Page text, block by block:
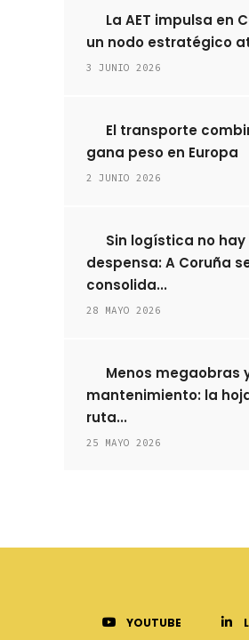
La AET impulsa en
un nodo estratégico
3 JUNIO 2026
El transporte
gana peso en Europa
2 JUNIO 2026
Sin logística no hay
despensa: A Coruña
consolida...
28 MAYO 2026
Menos megaobras
mantenimiento: la
ruta...
25 MAYO 2026
YOUTUBE